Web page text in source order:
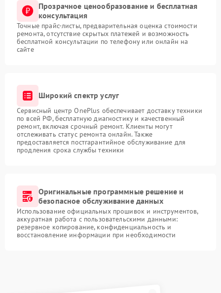
Прозрачное ценообразование и бесплатная
консультация
Точные прайс-листы, предварительная оценка стоимости
ремонта, отсутствие скрытых платежей и возможность
бесплатной консультации по телефону или онлайн на
сайте
Широкий спектр услуг
Сервисный центр OnePlus обеспечивает доставку техники
по всей РФ, бесплатную диагностику и качественный
ремонт, включая срочный ремонт. Клиенты могут
отслеживать статус ремонта онлайн. Также
предоставляется постгарантийное обслуживание для
продления срока службы техники
Оригинальные программные решение и
безопасное обслуживание данных
Использование официальных прошивок и инструментов,
аккуратная работа с пользовательскими данными:
резервное копирование, конфиденциальность и
восстановление информации при необходимости